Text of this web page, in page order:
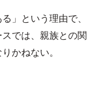
」という理由で、
では、親族との関
かねない。